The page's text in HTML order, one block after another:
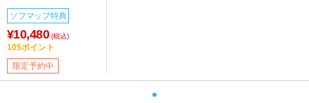
モリーズ 初回版 【PC
ゲームソフト】
ソフマップ特典
¥10,480 (税込)
105ポイント
限定予約中